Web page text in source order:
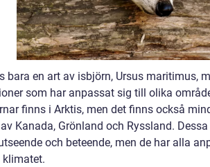
bara en art av isbjörn, Ursus maritimus,
som har anpassat sig till olika
finns i Arktis, men det finns också
Kanada, Grönland och Ryssland.
och beteende, men de har alla